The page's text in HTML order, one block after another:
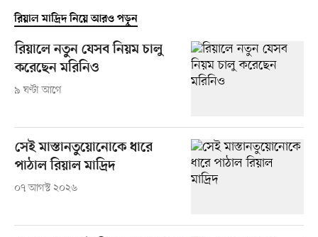
রিয়াল মাদ্রিদ নিয়ে আরও পড়ুন
রিয়ালে নতুন যেসব নিয়ম চালু
করেছেন মরিনিও
৯ ঘণ্টা আগে
সেই মাস্তানতুয়োনোকে ধারে
পাঠাল রিয়াল মাদ্রিদ
০৭ আগস্ট ২০২৬